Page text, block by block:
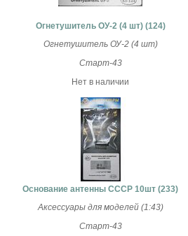
Огнетушитель ОУ-2 (4 шт) (124)
Огнетушитель ОУ-2 (4 шт)
Старт-43
Нет в наличии
Основание антенны СССР 10шт (233)
Аксессуары для моделей (1:43)
Старт-43